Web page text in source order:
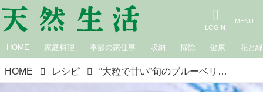
HOME 家庭料理 季節の家仕事 収納 掃除 健康 花と緑
HOME レシピ “大粒で甘い”旬のブルーベリーは、おやつにサラダに大活躍！夏のおすすめ「生ブルーベリーのクラッシュゼリー」のつくり方／料理家・近藤幸子さん